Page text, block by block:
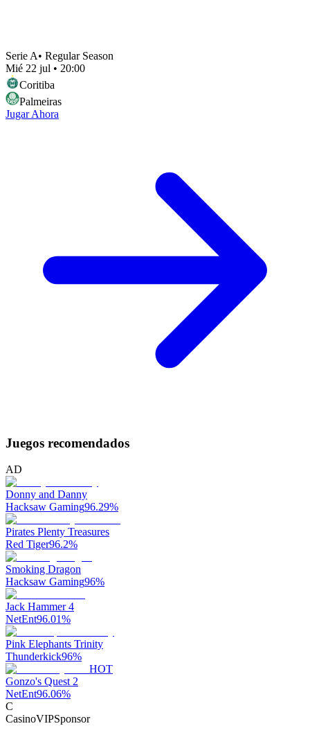
Serie A• Regular Season
Mié 22 jul • 20:00
Coritiba
Palmeiras
Jugar Ahora
Juegos recomendados
AD
Donny and Danny
Hacksaw Gaming96.29%
Pirates Plenty Treasures
Red Tiger96.2%
Smoking Dragon
Hacksaw Gaming96%
Jack Hammer 4
NetEnt96.01%
Pink Elephants Trinity
Thunderkick96%
HOT
Gonzo's Quest 2
NetEnt96.06%
C
CasinoVIPSponsor